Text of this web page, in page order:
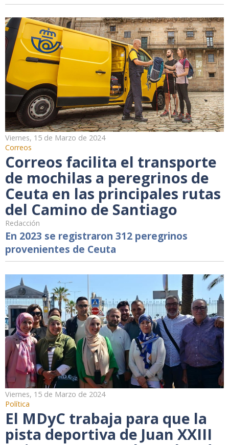
Viernes, 15 de Marzo de 2024
Correos
Correos facilita el transporte
de mochilas a peregrinos de
Ceuta en las principales rutas
del Camino de Santiago
Redacción
En 2023 se registraron 312 peregrinos
provenientes de Ceuta
Viernes, 15 de Marzo de 2024
Política
El MDyC trabaja para que la
pista deportiva de Juan XXIII